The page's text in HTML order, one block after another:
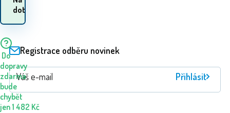
dotaz
Do
dopravy
zdarma
bude
chybět
jen1 482 Kč
Registrace odběru novinek
Přihlásit